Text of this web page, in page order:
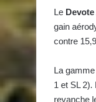
Le
gain
contre
La
1 et SL 2).
revanche